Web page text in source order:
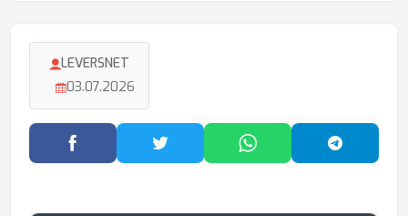
LEVERSNET
03.07.2026
Facebook'ta PaylaşTwitter'da PaylaşWhatsApp'ta Paylaş